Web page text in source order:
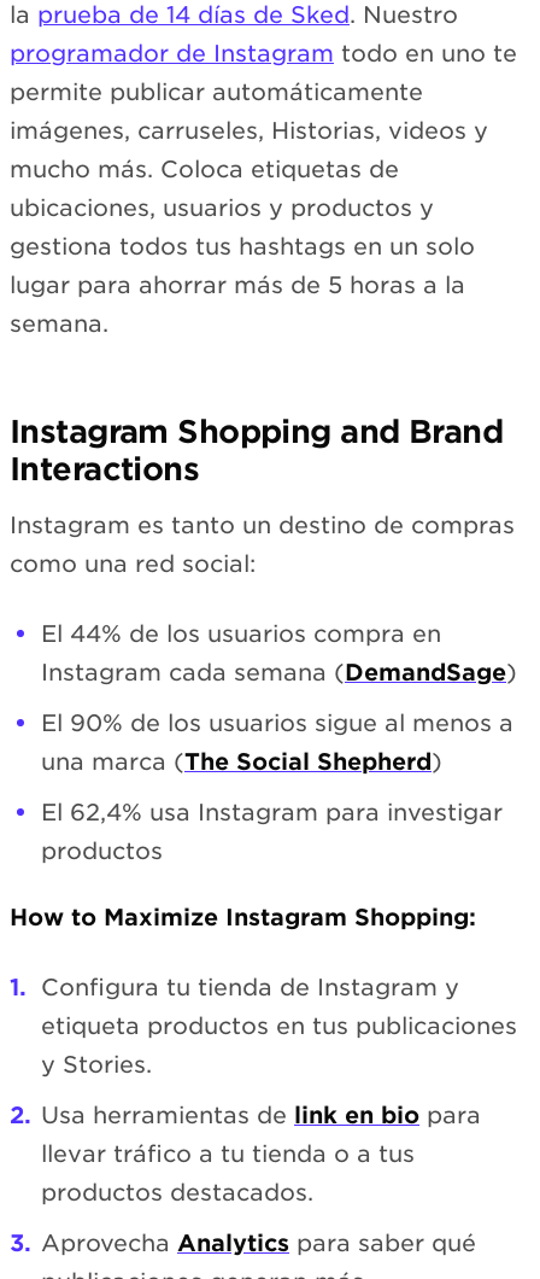
la prueba de 14 días de Sked. Nuestro
programador de Instagram todo en uno te
permite publicar automáticamente
imágenes, carruseles, Historias, videos y
mucho más. Coloca etiquetas de
ubicaciones, usuarios y productos y
gestiona todos tus hashtags en un solo
lugar para ahorrar más de 5 horas a la
semana.
Instagram Shopping and Brand
Interactions
Instagram es tanto un destino de compras
como una red social:
El 44% de los usuarios compra en
Instagram cada semana (DemandSage)
El 90% de los usuarios sigue al menos a
una marca (The Social Shepherd)
El 62,4% usa Instagram para investigar
productos
How to Maximize Instagram Shopping:
Configura tu tienda de Instagram y
etiqueta productos en tus publicaciones
y Stories.
Usa herramientas de link en bio para
llevar tráfico a tu tienda o a tus
productos destacados.
Aprovecha Analytics para saber qué